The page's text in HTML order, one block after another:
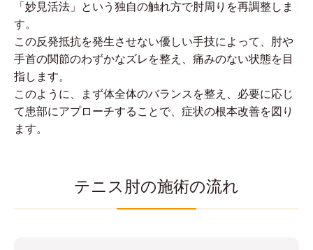
「妙見活法」という独自の触れ方で肘周りを再調整しま
す。
この反発抵抗を発生させない優しい手技によって、肘や
手首の関節のわずかなズレを整え、痛みのない状態を目
指します。
このように、まず体全体のバランスを整え、必要に応じ
て患部にアプローチすることで、症状の根本改善を図り
ます。
テニス肘の施術の流れ